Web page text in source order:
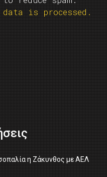
data is processed.
η Ζάκυνθος με ΑΕΛ